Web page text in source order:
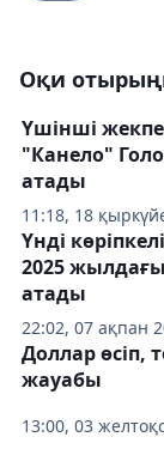
Оқи
11:18, 18
Үшінші
"Канело"
атады
22:02, 07 ақпан
Үнді
2025
атады
13:00, 03
Доллар өсіп,
жауабы